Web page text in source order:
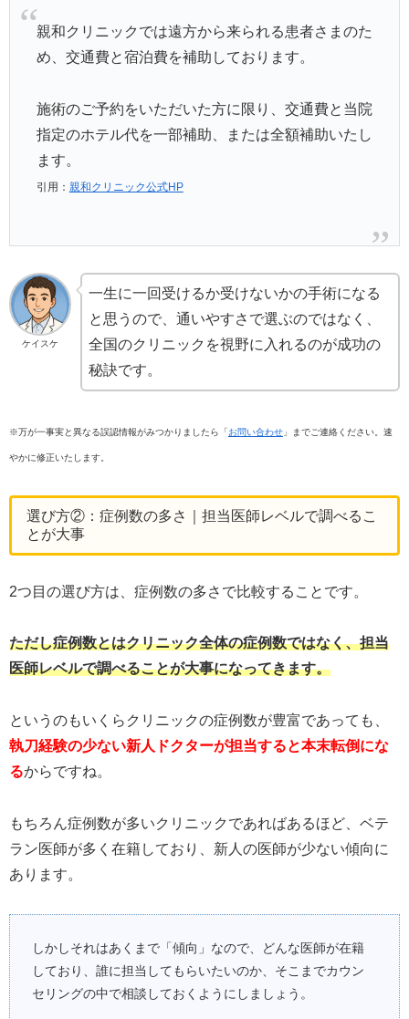
親和クリニックでは遠方から来られる患者さまのた
め、交通費と宿泊費を補助しております。
施術のご予約をいただいた方に限り、交通費と当院
指定のホテル代を一部補助、または全額補助いたし
ます。
引用： 親和クリニック公式HP
ケイスケ
一生に一回受けるか受けないかの手術になる
と思うので、通いやすさで選ぶのではなく、
全国のクリニックを視野に入れるのが成功の
秘訣です。
※万が一事実と異なる誤認情報がみつかりましたら「お問い合わせ 」までご連絡ください。速
やかに修正いたします。
選び方②：症例数の多さ｜担当医師レベルで調べるこ
とが大事
2つ目の選び方は、症例数の多さで比較することです。
ただし症例数とはクリニック全体の症例数ではなく、担当
医師レベルで調べることが大事になってきます。
というのもいくらクリニックの症例数が豊富であっても、
執刀経験の少ない新人ドクターが担当すると本末転倒にな
るからですね。
もちろん症例数が多いクリニックであればあるほど、ベテ
ラン医師が多く在籍しており、新人の医師が少ない傾向に
あります。
しかしそれはあくまで「傾向」なので、どんな医師が在籍
しており、誰に担当してもらいたいのか、そこまでカウン
セリングの中で相談しておくようにしましょう。